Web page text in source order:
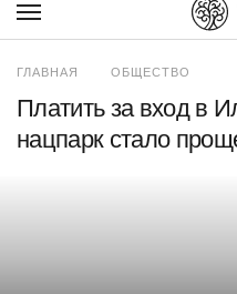
ГЛАВНАЯ ОБЩЕСТВО
Платить за вход в
нацпарк стало